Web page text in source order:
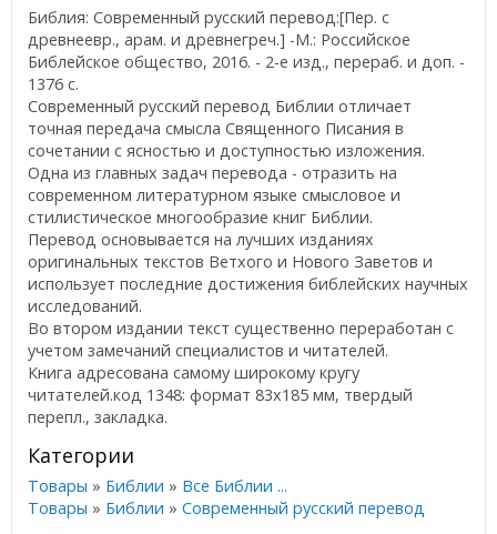
Библия: Современный русский перевод:[Пер. с
древнеевр., арам. и древнегреч.] -М.: Российское
Библейское общество, 2016. - 2-е изд., перераб. и доп. -
1376 c.
Современный русский перевод Библии отличает
точная передача смысла Священного Писания в
сочетании с ясностью и доступностью изложения.
Одна из главных задач перевода - отразить на
современном литературном языке смысловое и
стилистическое многообразие книг Библии.
Перевод основывается на лучших изданиях
оригинальных текстов Ветхого и Нового Заветов и
использует последние достижения библейских научных
исследований.
Во втором издании текст существенно переработан с
учетом замечаний специалистов и читателей.
Книга адресована самому широкому кругу
читателей.код 1348: формат 83х185 мм, твердый
перепл., закладка.
Категории
Товары » Библии » Все Библии ...
Товары » Библии »Современный русский перевод